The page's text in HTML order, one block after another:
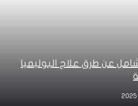
عن طرق علاج البوليميا